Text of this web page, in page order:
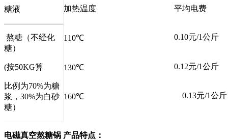
糖液 加热温度 平均电费
熬糖（不经化
糖）
(按50KG算
比例为70%为糖
浆，30%为白砂
糖）
110℃ 0.10元/1公斤
130℃ 0.12元/1公斤
160℃ 0.13元/1公斤
电磁真空熬糖锅 产品特点：